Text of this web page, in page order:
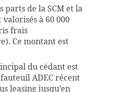
parts de la SCM et la
à 60 000
frais
Ce montant est
du cédant est
ADEC récent
leasing jusqu’en